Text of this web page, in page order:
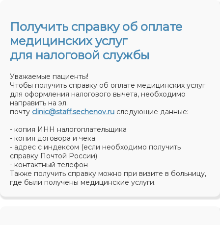
Получить справку об оплате
медицинских услуг
для налоговой службы
Уважаемые пациенты!
Чтобы получить справку об оплате медицинских услуг
для оформления налогового вычета, необходимо
направить на эл.
почту clinic@staff.sechenov.ru следующие данные:
- копия ИНН налогоплательщика
- копия договора и чека
- адрес с индексом (если необходимо получить
справку Почтой России)
- контактный телефон
Также получить справку можно при визите в больницу,
где были получены медицинские услуги.